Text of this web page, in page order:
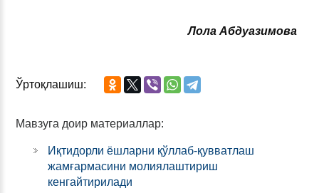
Лола Абдуазимова
Ўртоқлашиш:
Мавзуга доир материаллар:
Иқтидорли ёшларни қўллаб-қувватлаш
жамғармасини молиялаштириш
кенгайтирилади